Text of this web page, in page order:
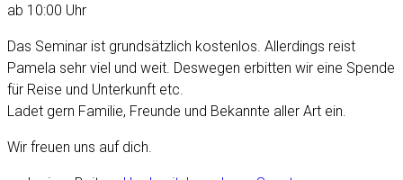
ab 10:00 Uhr
Das Seminar ist grundsätzlich kostenlos. Allerdings reist
Pamela sehr viel und weit. Deswegen erbitten wir eine Spende
für Reise und Unterkunft etc.
Ladet gern Familie, Freunde und Bekannte aller Art ein.
Wir freuen uns auf dich.